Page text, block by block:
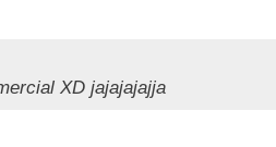
XD jajajajajja